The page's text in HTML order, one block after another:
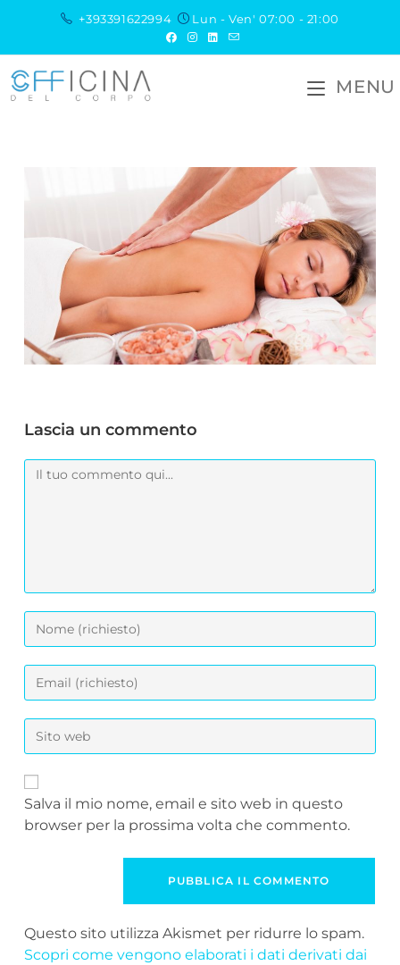
+393391622994 Lun - Ven' 07:00 - 21:00
MENU
Lascia un commento
Salva il mio nome, email e sito web in questo
browser per la prossima volta che commento.
Questo sito utilizza Akismet per ridurre lo spam.
Scopri come vengono elaborati i dati derivati dai